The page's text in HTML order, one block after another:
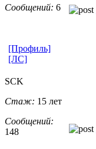
Сообщений: 6
[Профиль]
[ЛС]
SCK
Стаж: 15 лет
Сообщений:
148